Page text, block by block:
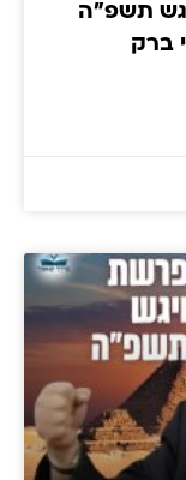
תשפ״ה
ברק